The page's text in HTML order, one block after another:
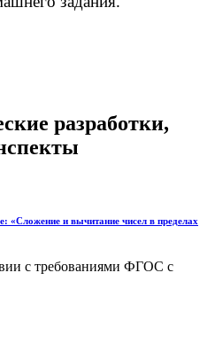
разработки,
«Сложение и вычитание чисел в пределах
с требованиями ФГОС с